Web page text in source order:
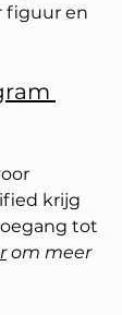
figuur en
krijg
tot
om meer